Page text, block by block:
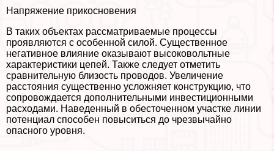
Напряжение прикосновения
В таких объектах рассматриваемые процессы
проявляются с особенной силой. Существенное
негативное влияние оказывают высоковольтные
хаpaктеристики цепей. Также следует отметить
сравнительную близость проводов. Увеличение
расстояния существенно усложняет конструкцию, что
сопровождается дополнительными инвестиционными
расходами. Наведенный в обесточенном участке линии
потенциал способен повыситься до чрезвычайно
опасного уровня.